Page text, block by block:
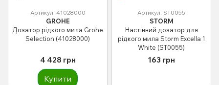
Артикул: 41028000
GROHE
Дозатор рідкого мила Grohe
Selection (41028000)
4 428 грн
Купити
Артикул: ST0055
STORM
Настінний дозатор для
рідкого мила Storm Excella 1
White (ST0055)
163 грн